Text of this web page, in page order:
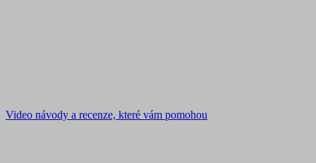
Video návody a recenze, které vám pomohou